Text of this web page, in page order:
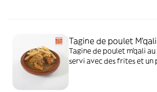
Tagine de poulet M'qali
Tagine de poulet m'qali
servi avec des frites et un